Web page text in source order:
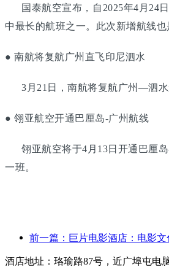
国泰航空宣布，自2025年4月24日
中最长的航班之一。此次新增航线
● 南航将复航广州直飞印尼泗水
3月21日，南航将复航广州—泗水
● 翎亚航空开通巴厘岛-广州航线
翎亚航空将于4月13日开通巴厘岛-
一班。
酒店地址：珞瑜路87号，近广埠屯电